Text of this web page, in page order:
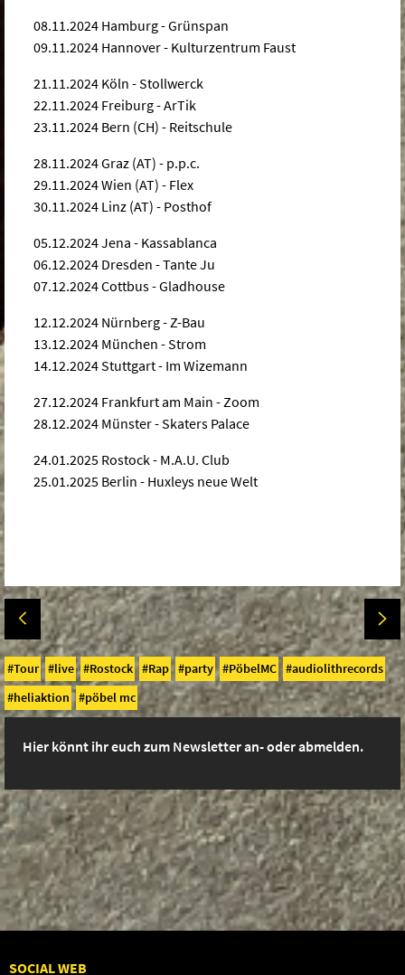
08.11.2024 Hamburg - Grünspan
09.11.2024 Hannover - Kulturzentrum Faust
21.11.2024 Köln - Stollwerck
22.11.2024 Freiburg - ArTik
23.11.2024 Bern (CH) - Reitschule
28.11.2024 Graz (AT) - p.p.c.
29.11.2024 Wien (AT) - Flex
30.11.2024 Linz (AT) - Posthof
05.12.2024 Jena - Kassablanca
06.12.2024 Dresden - Tante Ju
07.12.2024 Cottbus - Gladhouse
12.12.2024 Nürnberg - Z-Bau
13.12.2024 München - Strom
14.12.2024 Stuttgart - Im Wizemann
27.12.2024 Frankfurt am Main - Zoom
28.12.2024 Münster - Skaters Palace
24.01.2025 Rostock - M.A.U. Club
25.01.2025 Berlin - Huxleys neue Welt
Tour live Rostock Rap party PöbelMC
audiolithrecords
heliaktion
pöbel mc
Hier könnt ihr euch zum Newsletter an- oder abmelden.
SOCIAL WEB